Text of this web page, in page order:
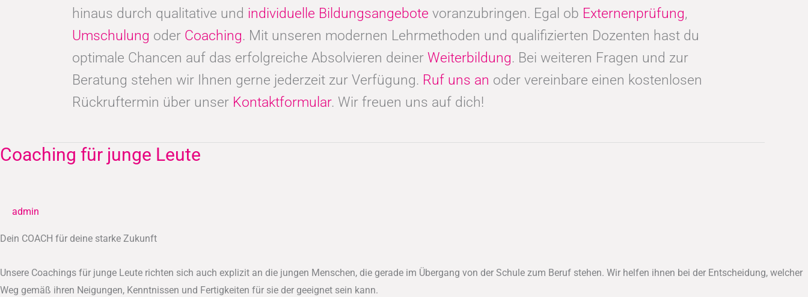
hinaus durch qualitative und individuelle Bildungsangebote voranzubringen. Egal ob Externenprüfung,
Umschulung oder Coaching. Mit unseren modernen Lehrmethoden und qualifizierten Dozenten hast du
optimale Chancen auf das erfolgreiche Absolvieren deiner Weiterbildung. Bei weiteren Fragen und zur
Beratung stehen wir Ihnen gerne jederzeit zur Verfügung. Ruf uns an oder vereinbare einen kostenlosen
Rückruftermin über unser Kontaktformular. Wir freuen uns auf dich!
Coaching für junge Leute
admin
Dein COACH für deine starke Zukunft
Unsere Coachings für junge Leute richten sich auch explizit an die jungen Menschen, die gerade im Übergang von der Schule zum Beruf stehen. Wir helfen ihnen bei der Entscheidung, welcher
Weg gemäß ihren Neigungen, Kenntnissen und Fertigkeiten für sie der geeignet sein kann.
Coaching